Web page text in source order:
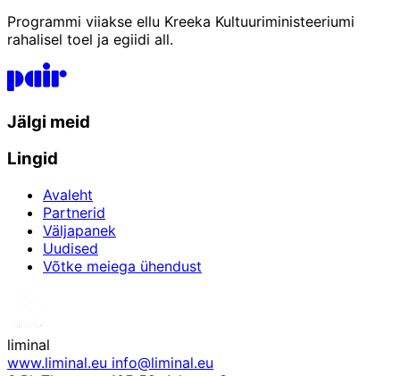
Programmi viiakse ellu Kreeka Kultuuriministeeriumi
rahalisel toel ja egiidi all.
P.A.I.R. Logo
Jälgi meid
Lingid
Avaleht
Partnerid
Väljapanek
Uudised
Võtke meiega ühendust
liminal
www.liminal.eu info@liminal.eu